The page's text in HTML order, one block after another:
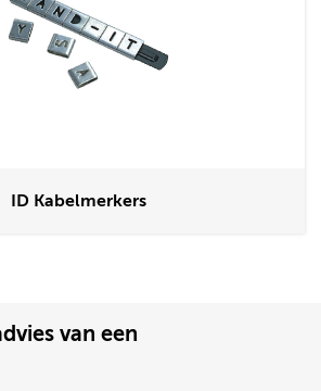
ID Kabelmerkers
van een